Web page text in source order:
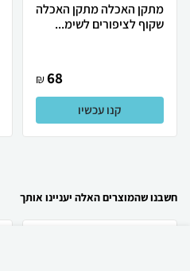
מתקן האכלה מתקן האכלה
שקוף לציפורים לשימ...
68
₪
קנו עכשיו
חשבנו שהמוצרים האלה יעניינו אותך